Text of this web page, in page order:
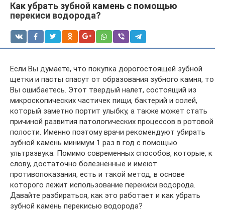
Как убрать зубной камень с помощью
перекиси водорода?
Если Вы думаете, что покупка дорогостоящей зубной
щетки и пасты спасут от образования зубного камня, то
Вы ошибаетесь. Этот твердый налет, состоящий из
микроскопических частичек пищи, бактерий и солей,
который заметно портит улыбку, а также может стать
причиной развития патологических процессов в ротовой
полости. Именно поэтому врачи рекомендуют убирать
зубной камень минимум 1 раз в год с помощью
ультразвука. Помимо современных способов, которые, к
слову, достаточно болезненные и имеют
противопоказания, есть и такой метод, в основе
которого лежит использование перекиси водорода.
Давайте разбираться, как это работает и как убрать
зубной камень перекисью водорода?